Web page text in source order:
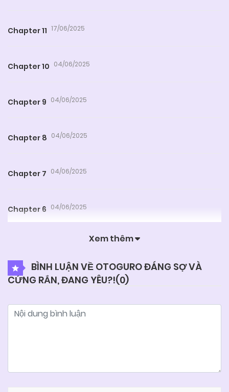
Chapter 11 17/06/2025
Chapter 10 04/06/2025
Chapter 9 04/06/2025
Chapter 8 04/06/2025
Chapter 7 04/06/2025
Chapter 6 04/06/2025
Chapter 4 04/06/2025
Chapter 3 04/06/2025
Xem thêm
BÌNH LUẬN VỀ OTOGURO ĐÁNG SỢ VÀ
CỨNG RẮN, ĐANG YÊU?!(0)